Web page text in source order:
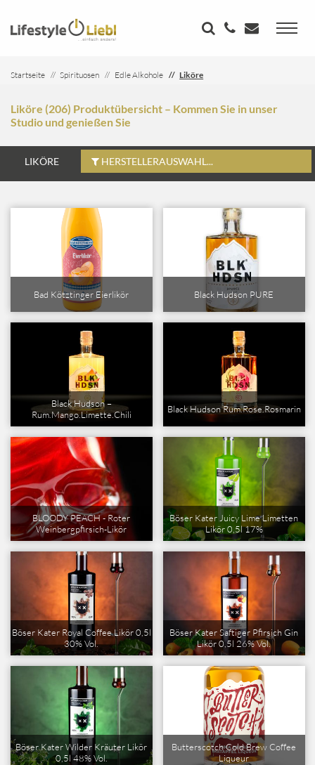
Startseite Spirituosen Edle Alkohole Liköre
Liköre (206) Produktübersicht – Kommen Sie in unser
Studio und genießen Sie
LIKÖRE HERSTELLERAUSWAHL...
Bad Kötztinger Eierlikör Black Hudson PURE
Black Hudson –
Rum.Mango.Limette.Chili
Black Hudson Rum.Rose.Rosmarin
BLOODY PEACH - Roter
Weinbergpfirsich-Likör
Böser Kater Juicy Lime Limetten
Likör 0,5l 17%
Böser Kater Royal Coffee Likör 0,5l
30% Vol.
Böser Kater Saftiger Pfirsich Gin
Likör 0,5l 26% Vol.
Böser Kater Wilder Kräuter Likör
0,5l 48% Vol.
Butterscotch Cold Brew Coffee
Liqueur